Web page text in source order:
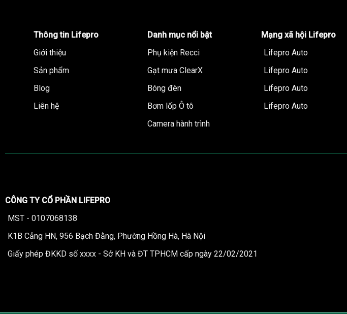
Thông tin Lifepro
Giới thiệu
Sản phẩm
Blog
Liên hệ
Danh mục nổi bật
Phụ kiện Recci
Gạt mưa ClearX
Bóng đèn
Bơm lốp Ô tô
Camera hành trình
Mạng xã hội Lifepro
Lifepro Auto
Lifepro Auto
Lifepro Auto
Lifepro Auto
CÔNG TY CỔ PHẦN LIFEPRO
MST - 0107068138
K1B Cảng HN, 956 Bạch Đằng, Phường Hồng Hà, Hà Nội
Giấy phép ĐKKD số xxxx - Sở KH và ĐT TPHCM cấp ngày 22/02/2021